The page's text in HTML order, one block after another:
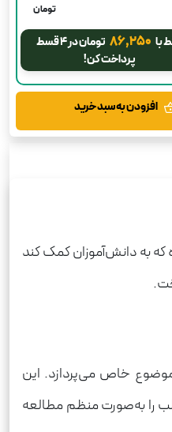
تومان
با ۸۶٬۲۵۰
تومان در ۴ قسط
پرداخت کن!
افزودن به سبد خرید
به دانش‌آموزان کمک کند
خاص می‌پردازد. این
را به‌صورت منظم مطالعه